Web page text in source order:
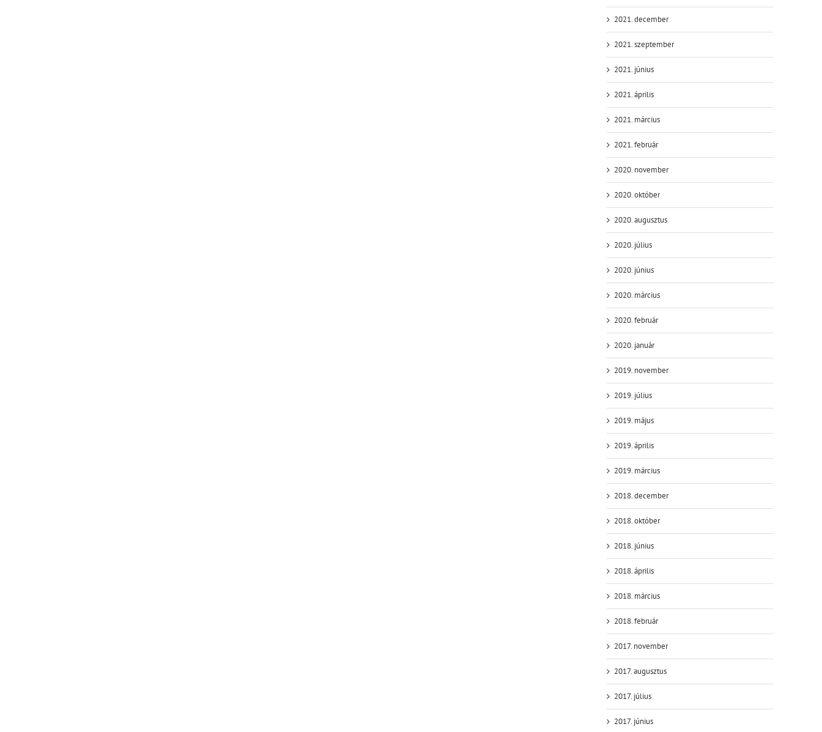
2021. december
2021. szeptember
2021. június
2021. április
2021. március
2021. február
2020. november
2020. október
2020. augusztus
2020. július
2020. június
2020. március
2020. február
2020. január
2019. november
2019. július
2019. május
2019. április
2019. március
2018. december
2018. október
2018. június
2018. április
2018. március
2018. február
2017. november
2017. augusztus
2017. július
2017. június